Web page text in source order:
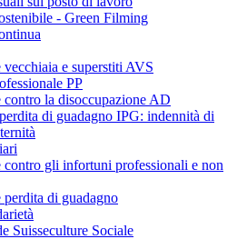
- Green Filming
vecchiaia e superstiti AVS
PP
contro la disoccupazione AD
di guadagno IPG: indennità di
contro gli infortuni professionali e non
perdita di guadagno
Suisseculture Sociale